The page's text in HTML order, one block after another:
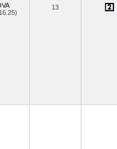
13